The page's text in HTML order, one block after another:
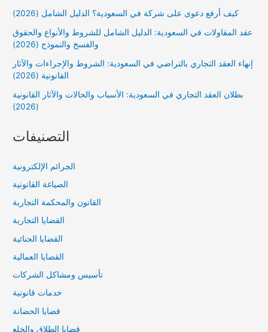
كيف أرفع دعوى على شركة في السعودية؟ الدليل الشامل (2026)
عقد المقاولات في السعودية: الدليل الشامل للشروط والأنواع والحقوق
والفسخ والنموذج (2026)
إنهاء العقد التجاري بالتراضي في السعودية: الشروط والإجراءات والآثار
القانونية (2026)
بطلان العقد التجاري في السعودية: الأسباب والحالات والآثار القانونية
(2026)
التصنيفات
الجرائم الإلكترونية
الصياغة القانونية
القانون والمحكمة التجارية
القضايا التجارية
القضايا الجنائية
القضايا العمالية
تأسيس ومشاكل الشركات
خدمات قانونية
قضايا الحضانة
قضايا الطلاق والخلع